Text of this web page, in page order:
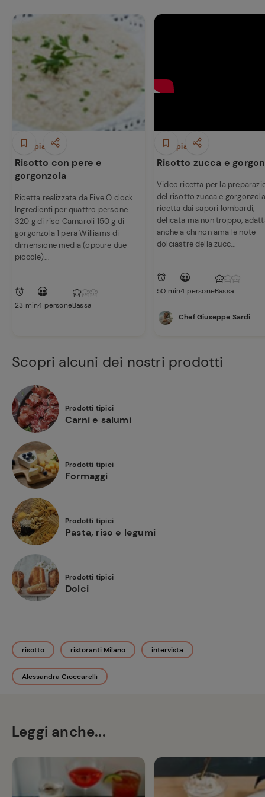
Primi piatti
Risotto con pere e
gorgonzola
Ricetta realizzata da Five O clock
Ingredienti per quattro persone:
320 g di riso Carnaroli 150 g di
gorgonzola 1 pera Williams di
dimensione media (oppure due
piccole)...
23 min4 personeBassa
Primi piatti
Risotto zucca e
Video ricetta per la
del risotto zucca e
ricetta dai sapori lombardi,
delicata ma non troppo,
anche a chi non ama le note
dolciastre della zucc...
50 min4 personeBassa
Chef Giuseppe Sardi
Scopri alcuni dei nostri prodotti
Prodotti tipici
Carni e salumi
Prodotti tipici
Formaggi
Prodotti tipici
Pasta, riso e legumi
Prodotti tipici
Dolci
risotto ristoranti Milano intervista
Alessandra Cioccarelli
Leggi anche...